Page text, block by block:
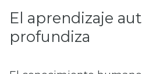
El aprendizaje
profundiza